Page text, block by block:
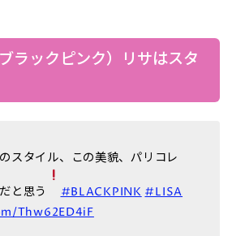
ラックピンク）リサはスタ
スタイル、この美貌、パリコレ
と思う #BLACKPINK#LISA
Thw62ED4iF